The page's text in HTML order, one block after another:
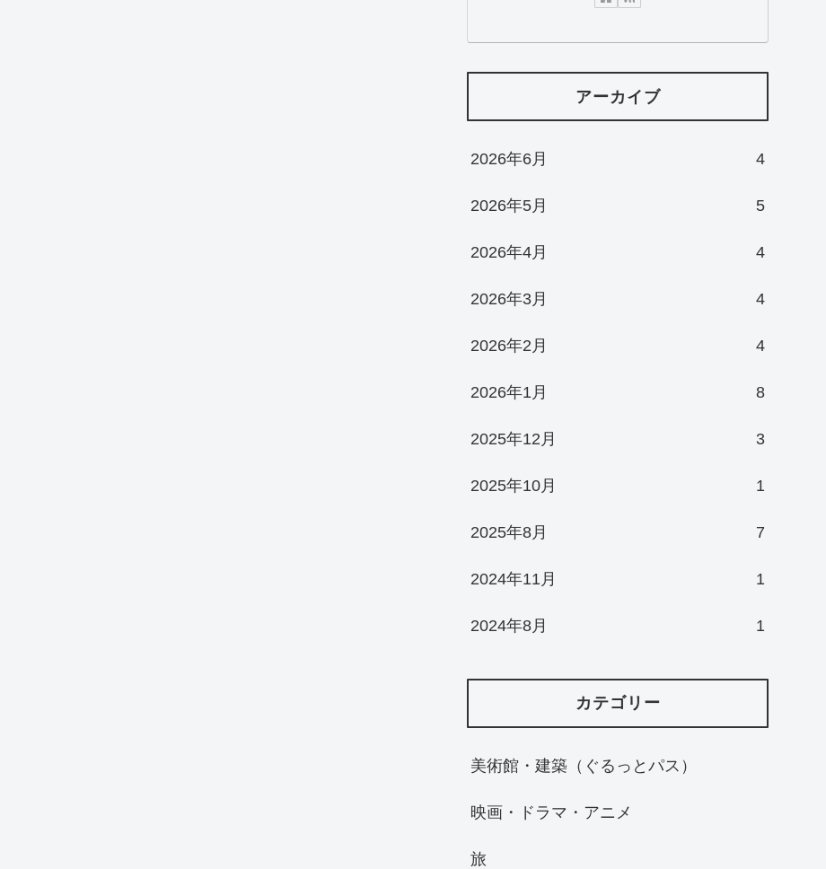
アーカイブ
2026年6月 4
2026年5月 5
2026年4月 4
2026年3月 4
2026年2月 4
2026年1月 8
2025年12月 3
2025年10月 1
2025年8月 7
2024年11月 1
2024年8月 1
カテゴリー
美術館・建築（ぐるっとパス）
映画・ドラマ・アニメ
旅